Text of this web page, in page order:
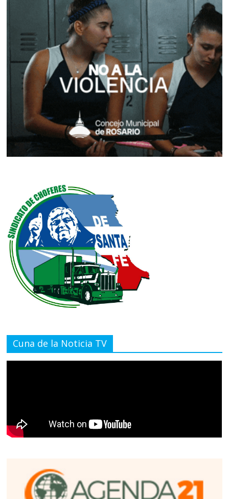
Cuna de la Noticia TV